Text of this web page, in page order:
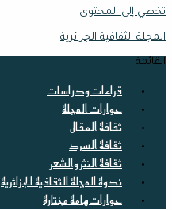
تخطي إلى المحتوى
المجلة الثقافية الجزائرية
القائمة
قراءات ودراسات
حوارات المجلة
ثقافة المقال
ثقافة السرد
ثقافة النثر والشعر
ندوة المجلة الثقافية الجزائرية
حوارات هامة مختارة